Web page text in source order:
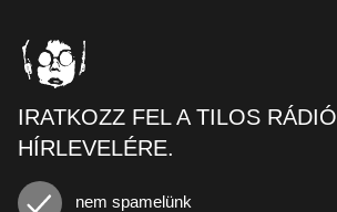
IRATKOZZ FEL A TILOS RÁDIÓ
HÍRLEVELÉRE.
nem spamelünk